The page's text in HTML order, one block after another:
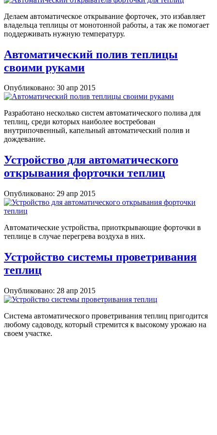
Делаем автоматическое открывание форточек, это избавляет
владельца теплицы от монотонной работы, а так же помогает
поддерживать нужную температуру.
Автоматический полив теплицы
своими руками
Опубликовано: 30 апр 2015
Разработано несколько систем автоматического полива для
теплиц, среди которых наиболее востребован
внутрипочвенный, капельный автоматический полив и
дождевание.
Устройство для автоматического
открывания форточки теплиц
Опубликовано: 29 апр 2015
Автоматические устройства, приоткрывающие форточки в
теплице в случае перегрева воздуха в них.
Устройство системы проветривания
теплиц
Опубликовано: 28 апр 2015
Cистема автоматического проветривания теплиц пригодится
любому садоводу, который стремится к высокому урожаю на
своем участке.